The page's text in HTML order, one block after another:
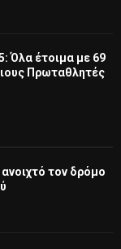
Όλα έτοιμα με 69
Πρωταθλητές
τον δρόμο